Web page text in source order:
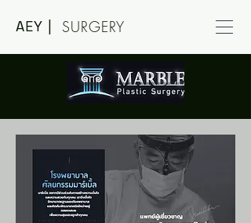
SURGERY
AEY |